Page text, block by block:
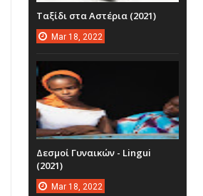
Ταξίδι στα Αστέρια (2021)
Mar 18, 2022
Δεσμοί Γυναικών - Lingui
(2021)
Mar 18, 2022